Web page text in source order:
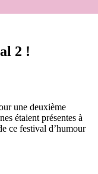
2 !
une deuxième
étaient présentes à
ce festival d’humour